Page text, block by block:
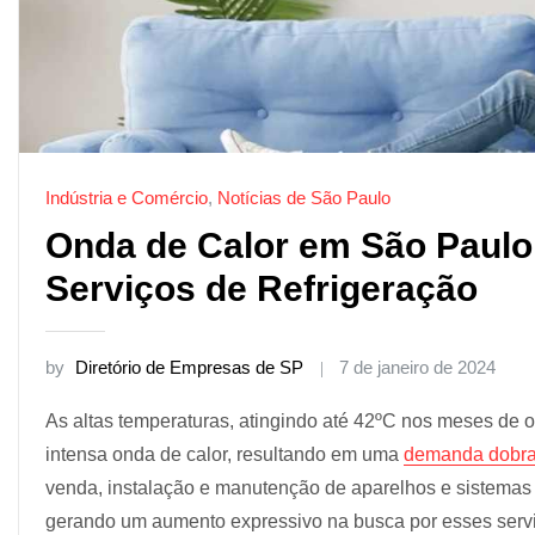
Indústria e Comércio, Notícias de São Paulo
Onda de Calor em São
Serviços de Refrigeração
by Diretório de Empresas de SP 7 de janeiro de 2024
As altas temperaturas, atingindo até 42ºC nos meses
intensa onda de calor, resultando em uma demanda
venda, instalação e manutenção de aparelhos e sistemas
gerando um aumento expressivo na busca por esses